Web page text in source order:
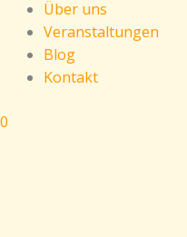
Über uns
Veranstaltungen
Blog
Kontakt
0